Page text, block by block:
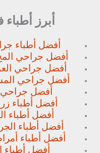
أبرز
أفضل أطباء
أفضل جراحي
أفضل جراحي
أفضل جراحي
أفضل جراحي
أفضل أطباء
أفضل أطباء
أفضل أطباء
أفضل أطباء
أفضل أطباء